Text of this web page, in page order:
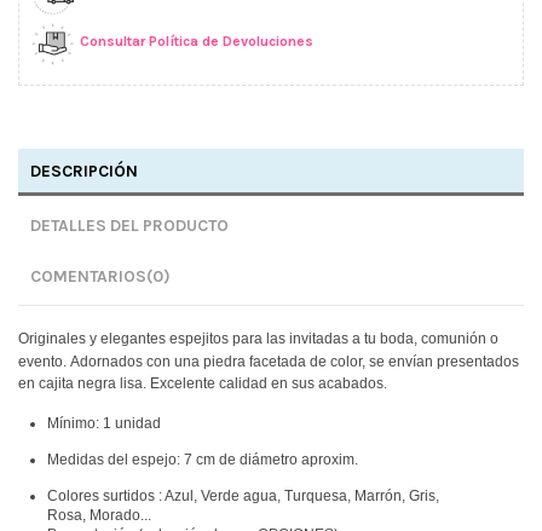
Consultar Política de Devoluciones
DESCRIPCIÓN
DETALLES DEL PRODUCTO
COMENTARIOS(0)
Originales y elegantes espejitos para las invitadas a tu boda, comunión o
evento. Adornados con una piedra facetada de color, se envían presentados
en cajita negra lisa. Excelente calidad en sus acabados.
Mínimo: 1 unidad
Medidas del espejo: 7 cm de diámetro aproxim.
Colores surtidos : Azul, Verde agua, Turquesa, Marrón, Gris,
Rosa, Morado...